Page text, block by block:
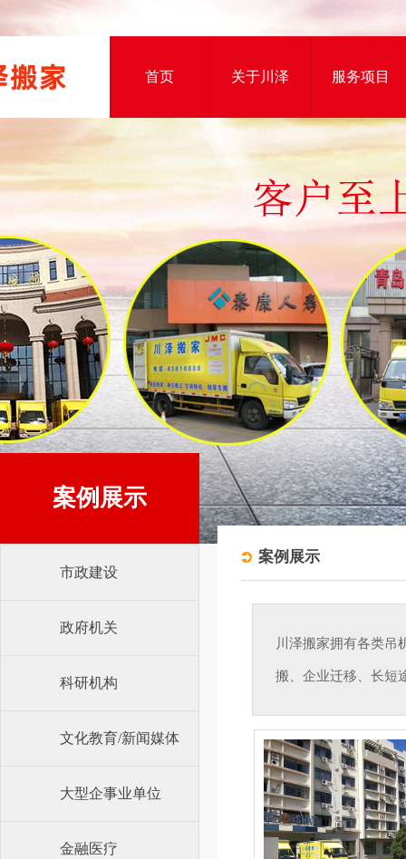
首页 关于川泽 服务项目
案例展示
市政建设
政府机关
科研机构
文化教育/新闻媒体
大型企事业单位
金融医疗
案例展示
川泽搬家拥有各类吊
搬、企业迁移、长短